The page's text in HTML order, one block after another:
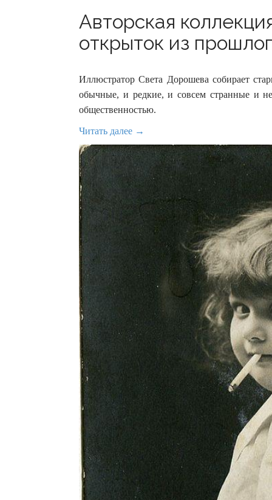
Авторская
открыток из
Иллюстратор Света Дорошева собирает
обычные, и редкие, и совсем странные и
общественностью.
Читать далее →